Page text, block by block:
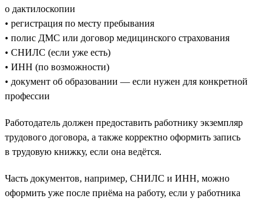
о дактилоскопии
• регистрация по месту пребывания
• полис ДМС или договор медицинского страхования
• СНИЛС (если уже есть)
• ИНН (по возможности)
• документ об образовании — если нужен для конкретной
профессии
Работодатель должен предоставить работнику экземпляр
трудового договора, а также корректно оформить запись
в трудовую книжку, если она ведётся.
Часть документов, например, СНИЛС и ИНН, можно
оформить уже после приёма на работу, если у работника